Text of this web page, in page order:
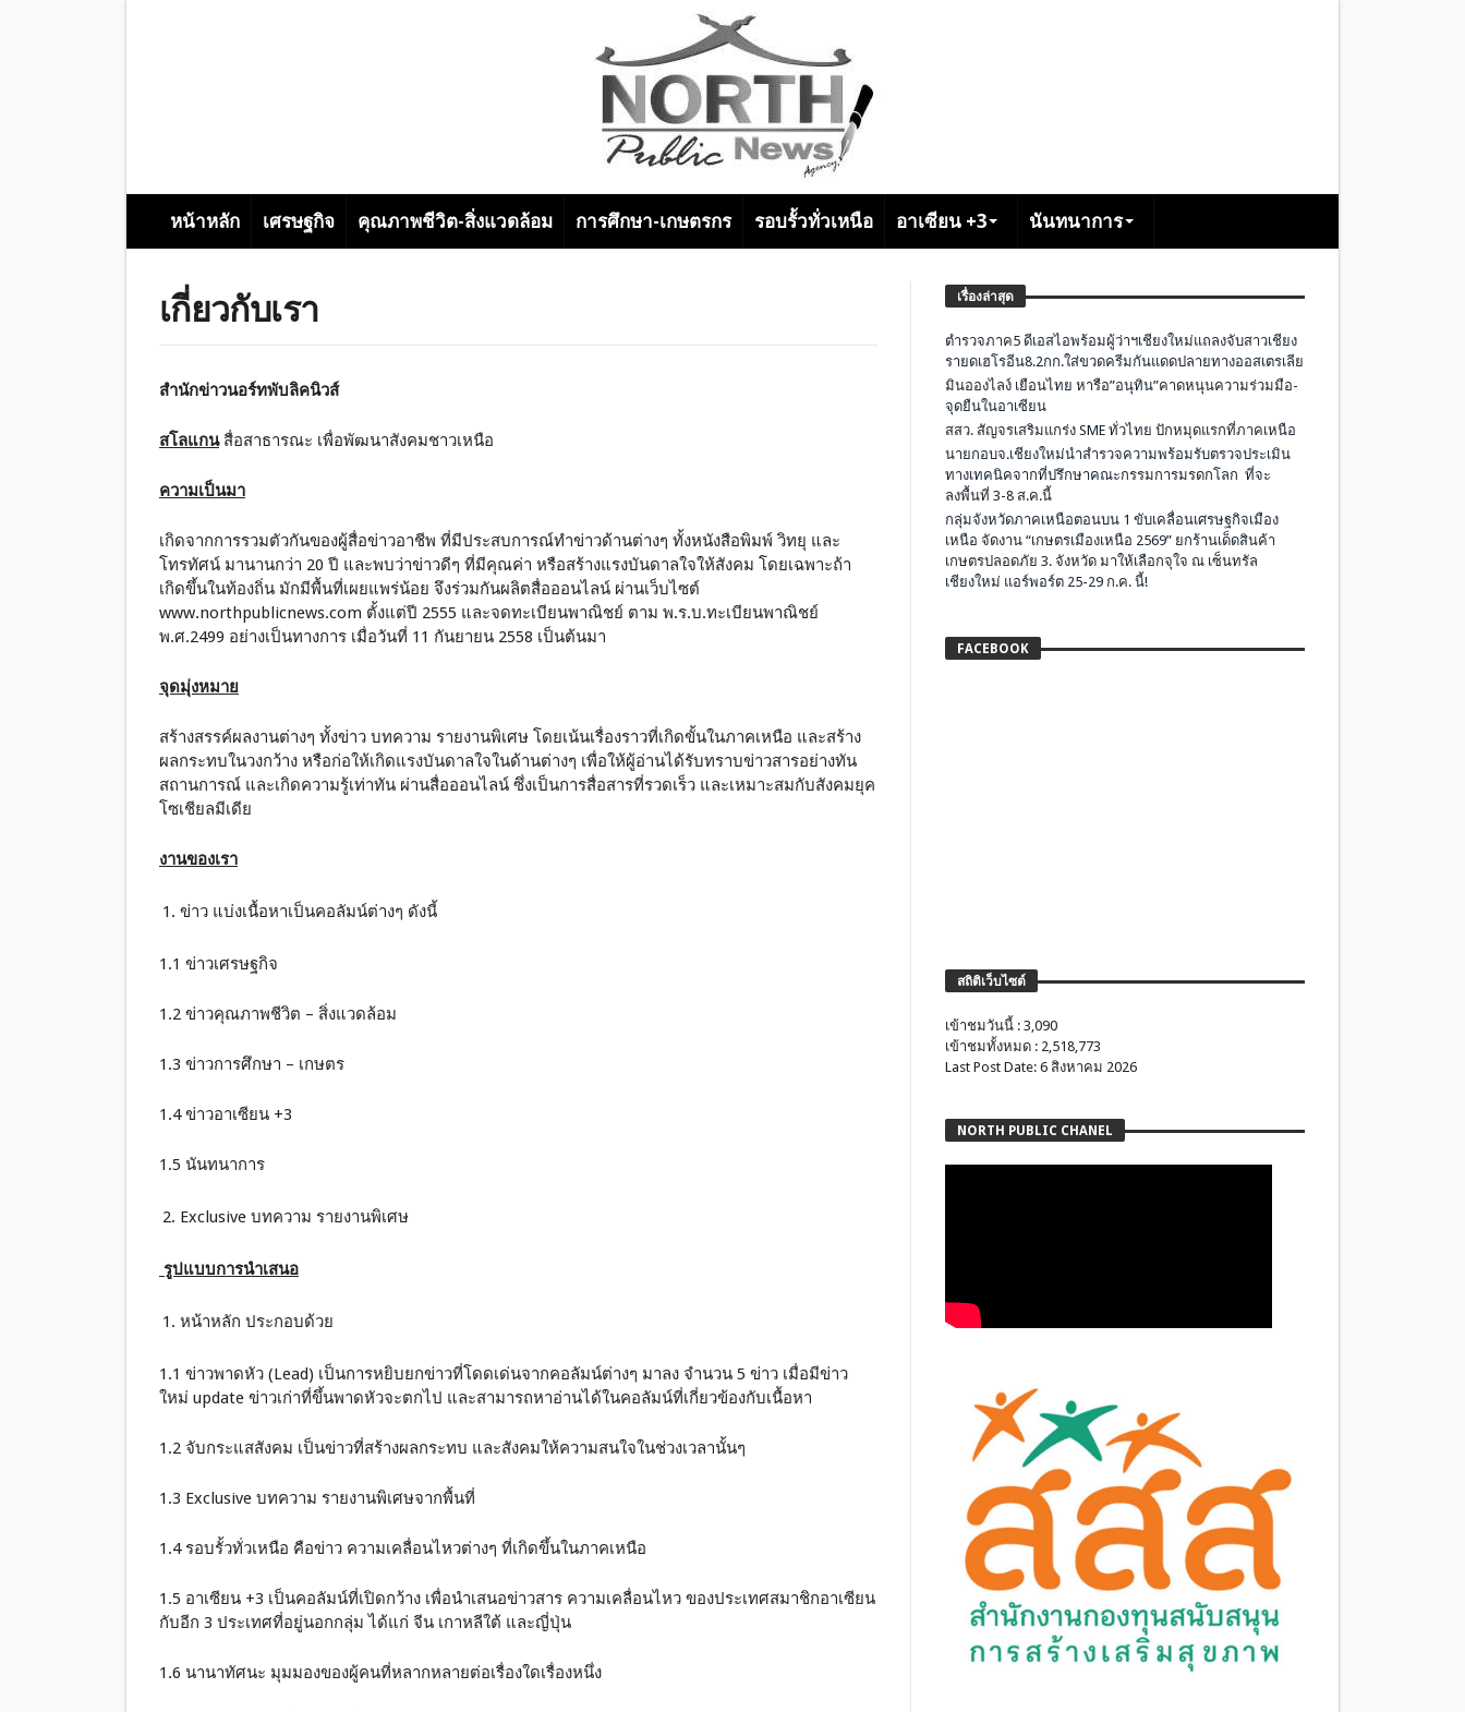
หน้าหลัก เศรษฐกิจ คุณภาพชีวิต-สิ่งแวดล้อม การศึกษา-เกษตรกร รอบรั้วทั่วเหนือ อาเซียน +3 นันทนาการ
เกี่ยวกับเรา
สำนักข่าวนอร์ทพับลิคนิวส์
สโลแกนสื่อสาธารณะ เพื่อพัฒนาสังคมชาวเหนือ
ความเป็นมา
เกิดจากการรวมตัวกันของผู้สื่อข่าวอาชีพ ที่มีประสบการณ์ทำข่าวด้านต่างๆ ทั้งหนังสือพิมพ์ วิทยุ และ
โทรทัศน์ มานานกว่า 20 ปี และพบว่าข่าวดีๆ ที่มีคุณค่า หรือสร้างแรงบันดาลใจให้สังคม โดยเฉพาะถ้า
เกิดขึ้นในท้องถิ่น มักมีพื้นที่เผยแพร่น้อย จึงร่วมกันผลิตสื่อออนไลน์ ผ่านเว็บไซต์
www.northpublicnews.com ตั้งแต่ปี 2555 และจดทะเบียนพาณิชย์ ตาม พ.ร.บ.ทะเบียนพาณิชย์
พ.ศ.2499 อย่างเป็นทางการ เมื่อวันที่ 11 กันยายน 2558 เป็นต้นมา
จุดมุ่งหมาย
สร้างสรรค์ผลงานต่างๆ ทั้งข่าว บทความ รายงานพิเศษ โดยเน้นเรื่องราวที่เกิดขั้นในภาคเหนือ และสร้าง
ผลกระทบในวงกว้าง หรือก่อให้เกิดแรงบันดาลใจในด้านต่างๆ เพื่อให้ผู้อ่านได้รับทราบข่าวสารอย่างทัน
สถานการณ์ และเกิดความรู้เท่าทัน ผ่านสื่อออนไลน์ ซึ่งเป็นการสื่อสารที่รวดเร็ว และเหมาะสมกับสังคมยุค
โซเชียลมีเดีย
งานของเรา
ข่าว แบ่งเนื้อหาเป็นคอลัมน์ต่างๆ ดังนี้
1.1 ข่าวเศรษฐกิจ
1.2 ข่าวคุณภาพชีวิต – สิ่งแวดล้อม
1.3 ข่าวการศึกษา – เกษตร
1.4 ข่าวอาเซียน +3
1.5 นันทนาการ
Exclusive บทความ รายงานพิเศษ
รูปแบบการนำเสนอ
หน้าหลัก ประกอบด้วย
1.1 ข่าวพาดหัว (Lead) เป็นการหยิบยกข่าวที่โดดเด่นจากคอลัมน์ต่างๆ มาลง จำนวน 5 ข่าว เมื่อมีข่าว
ใหม่ update ข่าวเก่าที่ขึ้นพาดหัวจะตกไป และสามารถหาอ่านได้ในคอลัมน์ที่เกี่ยวข้องกับเนื้อหา
1.2 จับกระแสสังคม เป็นข่าวที่สร้างผลกระทบ และสังคมให้ความสนใจในช่วงเวลานั้นๆ
1.3 Exclusive บทความ รายงานพิเศษจากพื้นที่
1.4 รอบรั้วทั่วเหนือ คือข่าว ความเคลื่อนไหวต่างๆ ที่เกิดขึ้นในภาคเหนือ
1.5 อาเซียน +3 เป็นคอลัมน์ที่เปิดกว้าง เพื่อนำเสนอข่าวสาร ความเคลื่อนไหว ของประเทศสมาชิกอาเซียน
กับอีก 3 ประเทศที่อยู่นอกกลุ่ม ได้แก่ จีน เกาหลีใต้ และญี่ปุ่น
1.6 นานาทัศนะ มุมมองของผู้คนที่หลากหลายต่อเรื่องใดเรื่องหนึ่ง
เรื่องล่าสุด
ตำรวจภาค5 ดีเอสไอพร้อมผู้ว่าฯเชียงใหม่แถลงจับสาวเชียง
รายดเฮโรอีน8.2กก.ใส่ขวดครีมกันแดดปลายทางออสเตรเลีย
มินอองไลง์ เยือนไทย หารือ”อนุทิน”คาดหนุนความร่วมมือ-
จุดยืนในอาเซียน
สสว. สัญจรเสริมแกร่ง SME ทั่วไทย ปักหมุดแรกที่ภาคเหนือ
นายกอบจ.เชียงใหม่นำสำรวจความพร้อมรับตรวจประเมิน
ทางเทคนิคจากที่ปรึกษาคณะกรรมการมรดกโลก ที่จะ
ลงพื้นที่ 3-8 ส.ค.นี้
กลุ่มจังหวัดภาคเหนือตอนบน 1 ขับเคลื่อนเศรษฐกิจเมือง
เหนือ จัดงาน “เกษตรเมืองเหนือ 2569” ยกร้านเด็ดสินค้า
เกษตรปลอดภัย 3. จังหวัด มาให้เลือกจุใจ ณ เซ็นทรัล
เชียงใหม่ แอร์พอร์ต 25-29 ก.ค. นี้!
FACEBOOK
สถิติเว็บไซต์
เข้าชมวันนี้ : 3,090
เข้าชมทั้งหมด : 2,518,773
Last Post Date: 6 สิงหาคม 2026
NORTH PUBLIC CHANEL